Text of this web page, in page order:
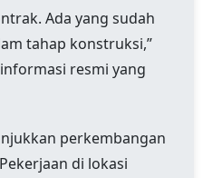
Ada yang sudah
tahap konstruksi,”
resmi yang
perkembangan
di lokasi